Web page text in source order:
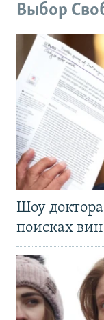
Выбор
Шоу
поисках